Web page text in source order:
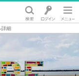
詳細